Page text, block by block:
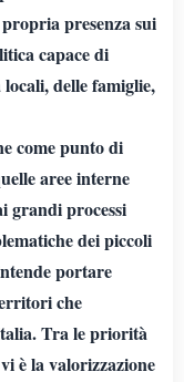
presenza sui
capace di
delle famiglie,
come punto di
aree interne
grandi processi
dei piccoli
portare
che
Tra le priorità
è la valorizzazione